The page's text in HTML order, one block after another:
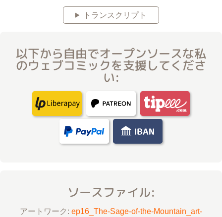
トランスクリプト
以下から自由でオープンソースな私
のウェブコミックを支援してくださ
い:
ソースファイル:
アートワーク: ep16_The-Sage-of-the-Mountain_art-